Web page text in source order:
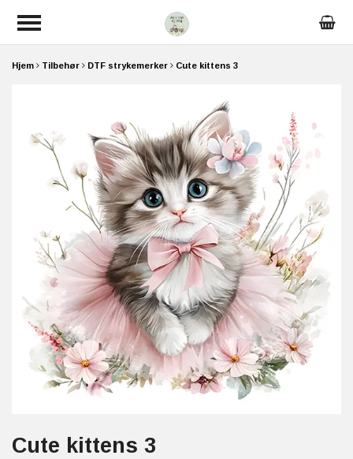
Hjem Tilbehør DTF strykemerker Cute kittens 3
Cute kittens 3